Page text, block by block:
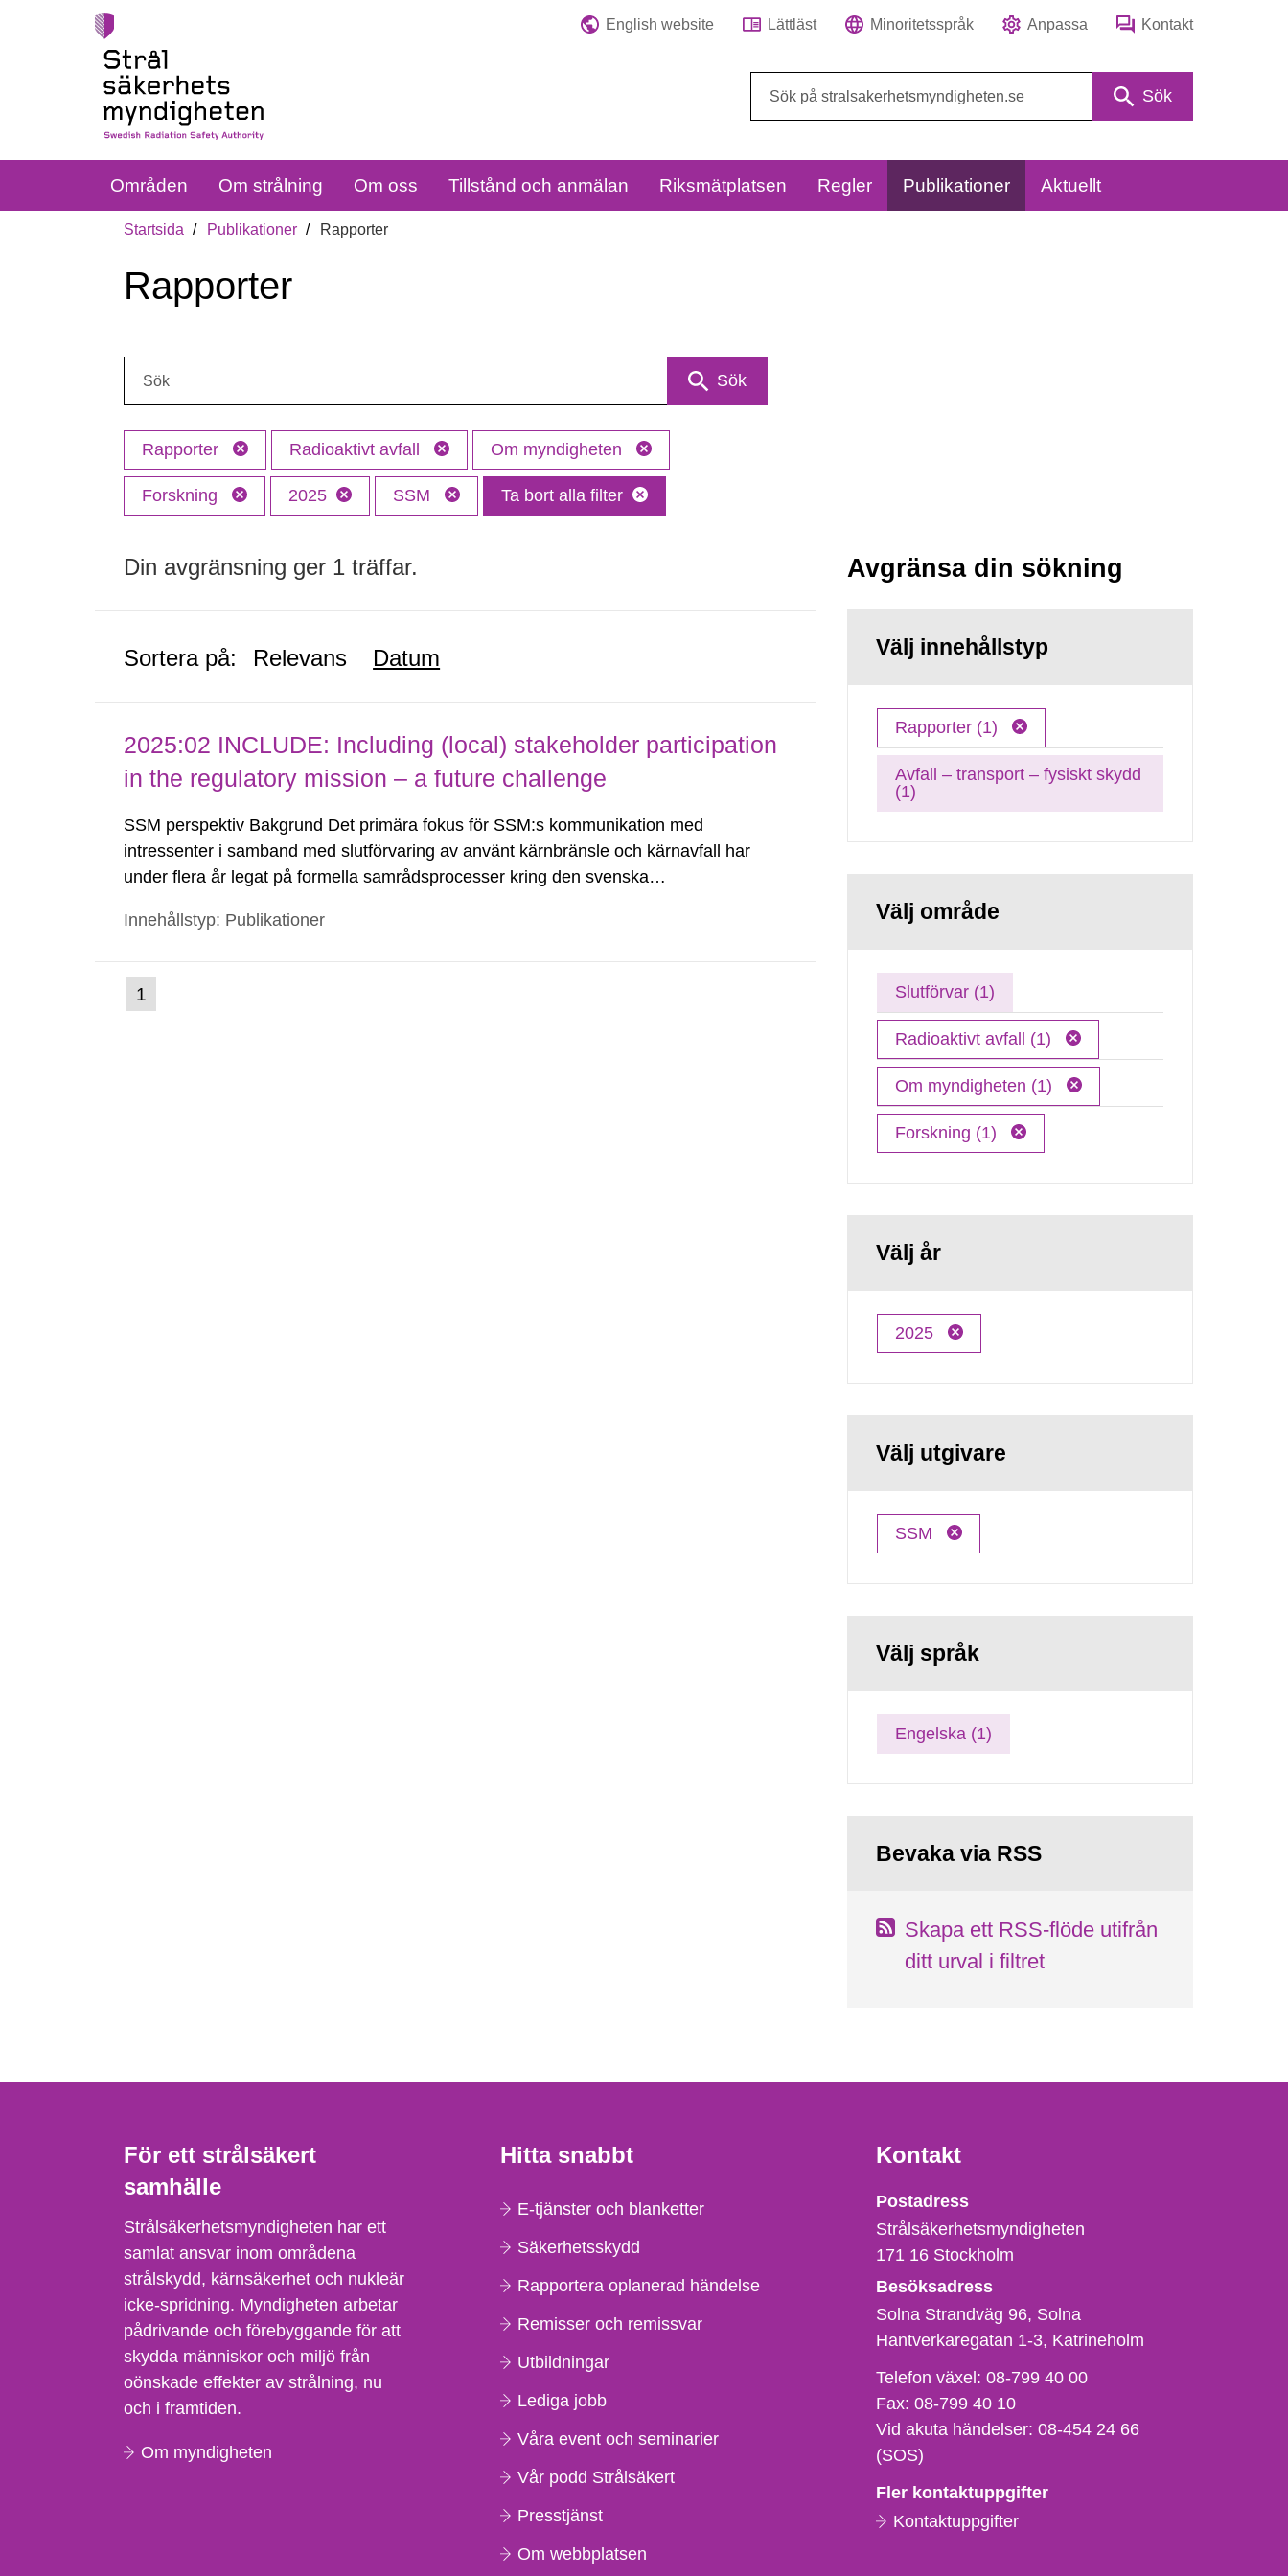
English website Lättläst Minoritetsspråk Anpassa Kontakt
Sök
Områden Om strålning Om oss Tillstånd och anmälan Riksmätplatsen Regler Publikationer Aktuellt
Startsida Publikationer Rapporter
Rapporter
Sök
Rapporter Radioaktivt avfall Om myndigheten
Forskning 2025 SSM Ta bort alla filter
Din avgränsning ger 1 träffar.
Sortera på: Relevans Datum
2025:02 INCLUDE: Including (local) stakeholder participation
in the regulatory mission – a future challenge
SSM perspektiv Bakgrund Det primära fokus för SSM:s kommunikation med
intressenter i samband med slutförvaring av använt kärnbränsle och kärnavfall har
under flera år legat på formella samrådsprocesser kring den svenska
tillståndsansökningar enligt kärntekniklagen.
Innehållstyp: Publikationer
Gå
till
1
Avgränsa din sökning
Välj innehållstyp
Rapporter (1)
Avfall – transport – fysiskt skydd
(1)
Välj område
Slutförvar (1)
Radioaktivt avfall (1)
Om myndigheten (1)
Forskning (1)
Välj år
2025
Välj utgivare
SSM
Välj språk
Engelska (1)
Bevaka via RSS
Skapa ett RSS-flöde utifrån
ditt urval i filtret
För ett strålsäkert
samhälle
Strålsäkerhetsmyndigheten har ett
samlat ansvar inom områdena
strålskydd, kärnsäkerhet och nukleär
icke-spridning. Myndigheten arbetar
pådrivande och förebyggande för att
skydda människor och miljö från
oönskade effekter av strålning, nu
och i framtiden.
Om myndigheten
Hitta snabbt
E-tjänster och blanketter
Säkerhetsskydd
Rapportera oplanerad händelse
Remisser och remissvar
Utbildningar
Lediga jobb
Våra event och seminarier
Vår podd Strålsäkert
Presstjänst
Om webbplatsen
Kontakt
Strålsäkerhetsmyndigheten
Postadress
Strålsäkerhetsmyndigheten
171 16 Stockholm
Besöksadress
Solna Strandväg 96, Solna
Hantverkaregatan 1-3 Katrineholm
Telefon,
fax
och
e-
Telefon växel:08-799 40 00
Fax:08-799 40 10
Vid akuta händelser:08-454 24 66
(SOS)
Fler kontaktuppgifter
Kontaktuppgifter